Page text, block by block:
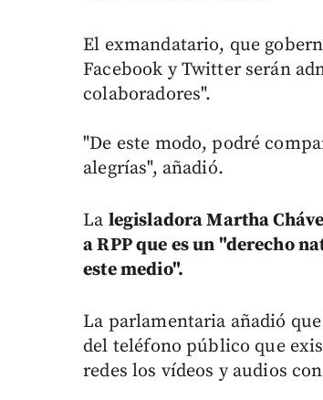
El exmandatario, que
Facebook y Twitter serán
colaboradores".
"De este modo, podré
alegrías", añadió.
La legisladora Martha
a RPP que es un "derecho
este medio".
La parlamentaria añadió
del teléfono público que
redes los vídeos y audios